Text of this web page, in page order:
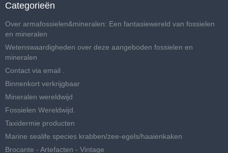
Categorieën
Over armafossielen&mineralen: Een fantasiewereld van fossielen
en mineralen
Wetenswaardigheden over deze aangeboden fossielen en
mineralen
Contact via email .
Binnenkort verkrijgbaar
Mineralen wereldwijd
Fossielen Wereldwijd.
Taxidermie producten
Marine sealife species krabben/zee-egels/haaienkaken
Brocante - Artefacten - Vintage